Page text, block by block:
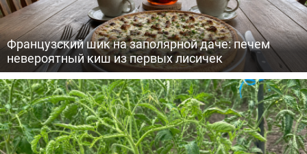
Французский шик на заполярной даче: печем
невероятный киш из первых лисичек